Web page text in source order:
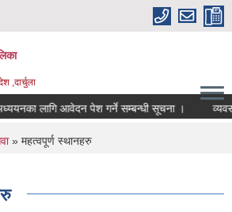
,दार्चुला
लागि आवेदन पेश गर्ने सम्बन्धी सूचना ।
» महत्वपूर्ण स्थानहरु